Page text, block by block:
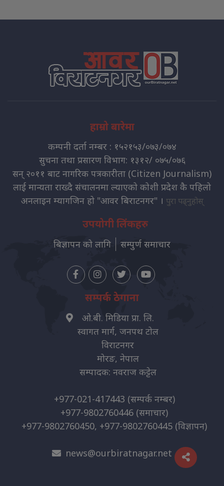
हाम्रो बारेमा
कम्पनी दर्ता नम्बर : १५२१५३/०७३/०७४
सुचना तथा प्रसारण विभाग: १३१२/ ०७५/०७६
सन् २०११ बाट नागरिक पत्रकारीता (Citizen Journalism)
लाई मान्यता राख्दै संचालनमा ल्याएको कोशी प्रदेश कै पहिलो
अनलाइन म्यागजिन हो "आवर बिराटनगर" । पुरा पढ्नुहोस्
उपयोगी लिंकहरु
बिज्ञापन को लागि सम्पुर्ण समाचार
सम्पर्क ठेगाना
ओ.बी. मिडिया प्रा. लि.
स्वागत मार्ग, जनपथ टोल
विराटनगर
मोरङ, नेपाल
सम्पादक: नवराज कट्टेल
+977-021-417443 (सम्पर्क नम्बर)
+977-9802760446 (समाचार)
+977-9802760450, +977-9802760445 (विज्ञापन)
news@ourbiratnagar.net